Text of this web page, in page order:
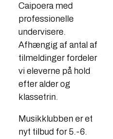
Caipoera med
professionelle
undervisere.
Afhængig af antal af
tilmeldinger fordeler
vi eleverne på hold
efter alder og
klassetrin.
Musikklubben er et
nyt tilbud for 5.-6.